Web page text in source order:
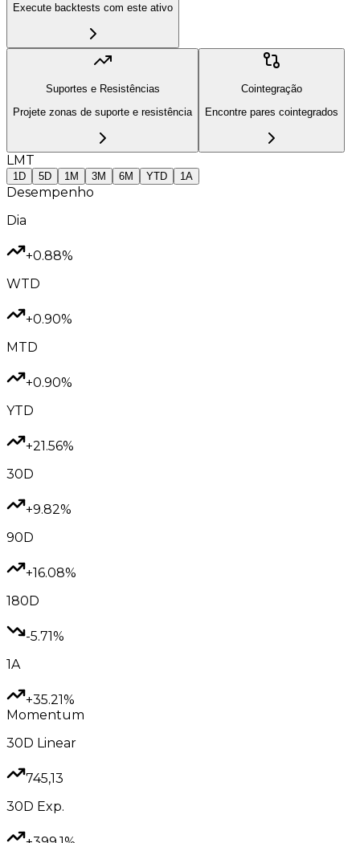
Execute backtests com este ativo
Suportes e Resistências
Projete zonas de suporte e resistência
Cointegração
Encontre pares cointegrados
LMT
1D 5D 1M 3M 6M YTD 1A
Desempenho
Dia
+0.88%
WTD
+0.90%
MTD
+0.90%
YTD
+21.56%
30D
+9.82%
90D
+16.08%
180D
-5.71%
1A
+35.21%
Momentum
30D Linear
745,13
30D Exp.